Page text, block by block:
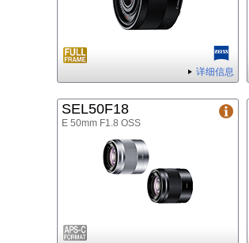
详细信息
SEL50F18
E 50mm F1.8 OSS